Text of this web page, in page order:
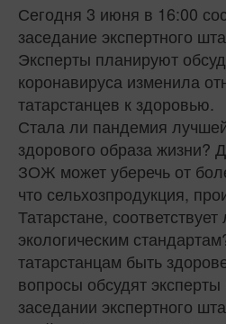
Сегодня 3 июня в 16:00
заседание экспертного
Эксперты планируют
коронавируса изменила
татарстанцев к здоровью.
Стала ли пандемия
здорового образа жизни?
ЗОЖ может уберечь от
что сельхозпродукция,
Татарстане,
экологическим
татарстанцам быть
вопросы обсудят
заседании экспертного